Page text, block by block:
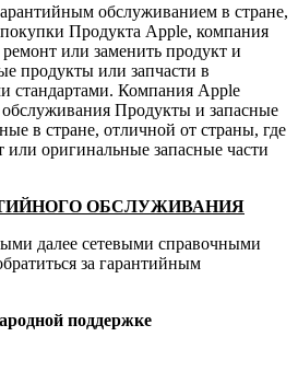
обслуживанием в стране,
Продукта Apple, компания
или заменить продукт и
продукты или запчасти в
стандартами. Компания Apple
обслуживания Продукты и запасные
в стране, отличной от страны, где
оригинальные запасные части
ОБСЛУЖИВАНИЯ
далее сетевыми справочными
за гарантийным
поддержке